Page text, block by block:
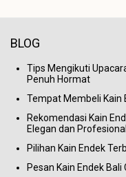
BLOG
Tips Mengikuti
Penuh Hormat
Tempat Membeli Kain
Rekomendasi Kain
Elegan dan Profesional
Pilihan Kain Endek
Pesan Kain Endek